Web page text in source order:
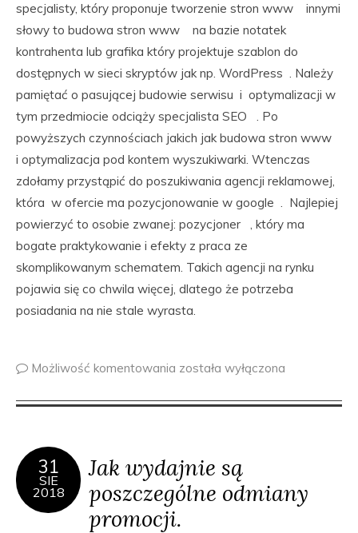
specjalisty, który proponuje tworzenie stron www innymi
słowy to budowa stron www na bazie notatek
kontrahenta lub grafika który projektuje szablon do
dostępnych w sieci skryptów jak np. WordPress . Należy
pamiętać o pasującej budowie serwisu i optymalizacji w
tym przedmiocie odciąży specjalista SEO . Po
powyższych czynnościach jakich jak budowa stron www
i optymalizacja pod kontem wyszukiwarki. Wtenczas
zdołamy przystąpić do poszukiwania agencji reklamowej,
która w ofercie ma pozycjonowanie w google . Najlepiej
powierzyć to osobie zwanej: pozycjoner , który ma
bogate praktykowanie i efekty z praca ze
skomplikowanym schematem. Takich agencji na rynku
pojawia się co chwila więcej, dlatego że potrzeba
posiadania na nie stale wyrasta.
Możliwość komentowania została wyłączona
31
SIE
2018
Jak wydajnie są
poszczególne odmiany
promocji.